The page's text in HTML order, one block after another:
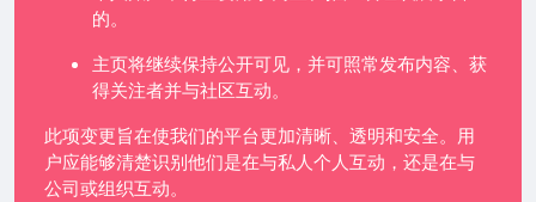
的。
主页将继续保持公开可见，并可照常发布内容、获
得关注者并与社区互动。
此项变更旨在使我们的平台更加清晰、透明和安全。用
户应能够清楚识别他们是在与私人个人互动，还是在与
公司或组织互动。